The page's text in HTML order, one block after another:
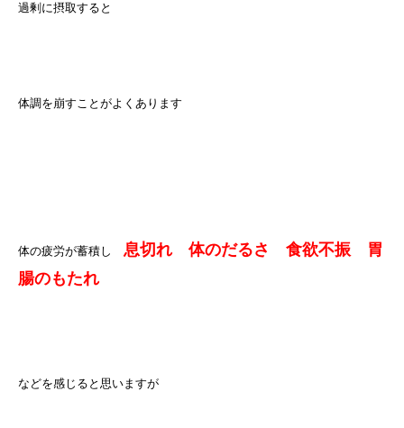
過剰に摂取すると
体調を崩すことがよくあります
体の疲労が蓄積し 息切れ 体のだるさ 食欲不振 胃
腸のもたれ
などを感じると思いますが